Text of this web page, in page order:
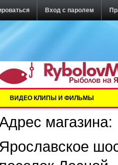
Вход с паролем
ВИДЕО КЛИПЫ И ФИЛЬМЫ
магазина:
Ярославское